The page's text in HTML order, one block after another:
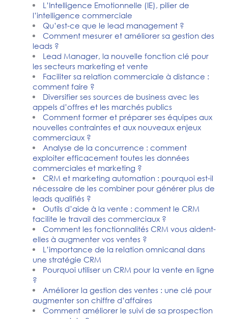
L’Intelligence Emotionnelle (IE), pilier de
l’intelligence commerciale
Qu’est-ce que le lead management ?
Comment mesurer et améliorer sa gestion des
leads ?
Lead Manager, la nouvelle fonction clé pour
les secteurs marketing et vente
Faciliter sa relation commerciale à distance :
comment faire ?
Diversifier ses sources de business avec les
appels d’offres et les marchés publics
Comment former et préparer ses équipes aux
nouvelles contraintes et aux nouveaux enjeux
commerciaux ?
Analyse de la concurrence : comment
exploiter efficacement toutes les données
commerciales et marketing ?
CRM et marketing automation : pourquoi est-il
nécessaire de les combiner pour générer plus de
leads qualifiés ?
Outils d’aide à la vente : comment le CRM
facilite le travail des commerciaux ?
Comment les fonctionnalités CRM vous aident-
elles à augmenter vos ventes ?
L’importance de la relation omnicanal dans
une stratégie CRM
Pourquoi utiliser un CRM pour la vente en ligne
?
Améliorer la gestion des ventes : une clé pour
augmenter son chiffre d’affaires
Comment améliorer le suivi de sa prospection